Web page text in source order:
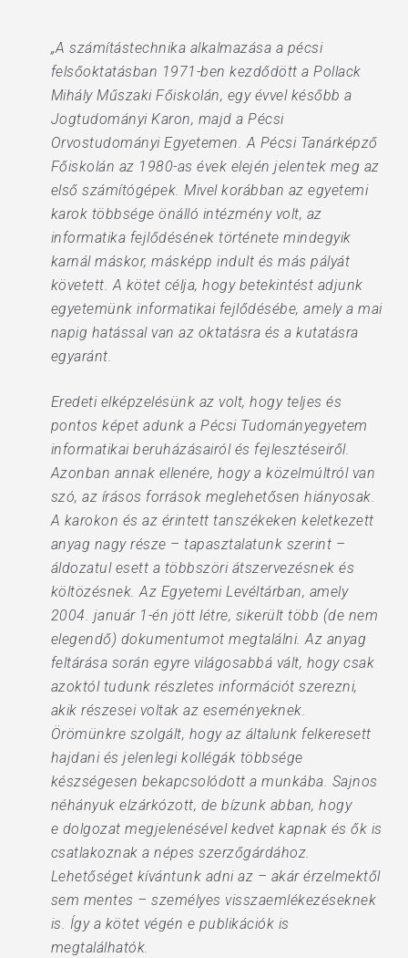
„A számítástechnika alkalmazása a pécsi
felsőoktatásban 1971-ben kezdődött a Pollack
Mihály Műszaki Főiskolán, egy évvel később a
Jogtudományi Karon, majd a Pécsi
Orvostudományi Egyetemen. A Pécsi Tanárképző
Főiskolán az 1980-as évek elején jelentek meg az
első számítógépek. Mivel korábban az egyetemi
karok többsége önálló intézmény volt, az
informatika fejlődésének története mindegyik
karnál máskor, másképp indult és más pályát
követett. A kötet célja, hogy betekintést adjunk
egyetemünk informatikai fejlődésébe, amely a mai
napig hatással van az oktatásra és a kutatásra
egyaránt.
Eredeti elképzelésünk az volt, hogy teljes és
pontos képet adunk a Pécsi Tudományegyetem
informatikai beruházásairól és fejlesztéseiről.
Azonban annak ellenére, hogy a közelmúltról van
szó, az írásos források meglehetősen hiányosak.
A karokon és az érintett tanszékeken keletkezett
anyag nagy része – tapasztalatunk szerint –
áldozatul esett a többszöri átszervezésnek és
költözésnek. Az Egyetemi Levéltárban, amely
2004. január 1-én jött létre, sikerült több (de nem
elegendő) dokumentumot megtalálni. Az anyag
feltárása során egyre világosabbá vált, hogy csak
azoktól tudunk részletes információt szerezni,
akik részesei voltak az eseményeknek.
Örömünkre szolgált, hogy az általunk felkeresett
hajdani és jelenlegi kollégák többsége
készségesen bekapcsolódott a munkába. Sajnos
néhányuk elzárkózott, de bízunk abban, hogy
e dolgozat megjelenésével kedvet kapnak és ők is
csatlakoznak a népes szerzőgárdához.
Lehetőséget kívántunk adni az – akár érzelmektől
sem mentes – személyes visszaemlékezéseknek
is. Így a kötet végén e publikációk is
megtalálhatók.